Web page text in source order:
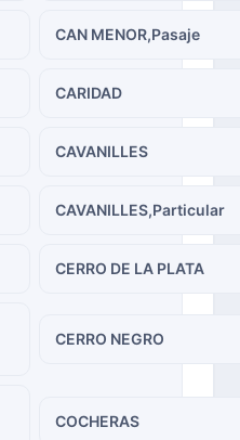
CAN MENOR,Pasaje
CARIDAD
CAVANILLES
CAVANILLES,Particular
CERRO DE LA PLATA
CERRO NEGRO
COCHERAS